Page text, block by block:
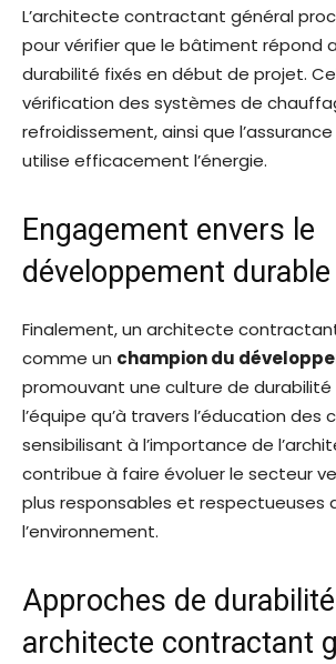
L’architecte contractant général
pour vérifier que le bâtiment répond
durabilité fixés en début de projet.
vérification des systèmes de
refroidissement, ainsi que
utilise efficacement l’énergie.
Engagement envers le
développement durable
Finalement, un architecte
comme un champion du
promouvant une culture de
l’équipe qu’à travers l’éducation des
sensibilisant à l’importance de
contribue à faire évoluer le secteur
plus responsables et respectueuses
l’environnement.
Approches de
architecte contractant